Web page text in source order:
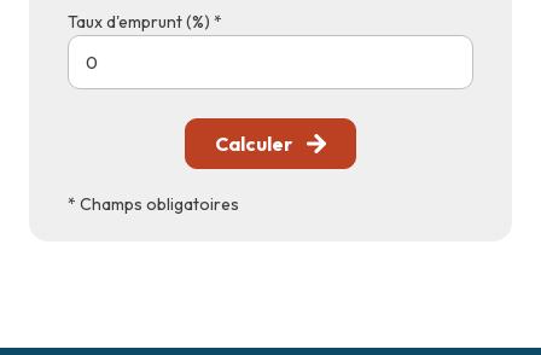
Taux d'emprunt (%) *
Calculer
* Champs obligatoires